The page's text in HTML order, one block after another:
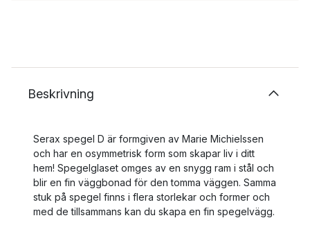
Beskrivning
Serax spegel D är formgiven av Marie Michielssen
och har en osymmetrisk form som skapar liv i ditt
hem! Spegelglaset omges av en snygg ram i stål och
blir en fin väggbonad för den tomma väggen. Samma
stuk på spegel finns i flera storlekar och former och
med de tillsammans kan du skapa en fin spegelvägg.